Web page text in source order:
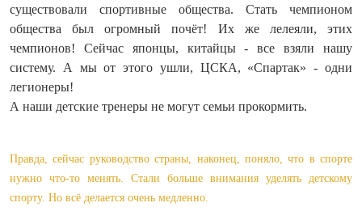
существовали спортивные общества. Стать чемпионом
общества был огромный почёт! Их же лелеяли, этих
чемпионов! Сейчас японцы, китайцы - все взяли нашу
систему. А мы от этого ушли, ЦСКА, «Спартак» - одни
легионеры!
А наши детские тренеры не могут семьи прокормить.
Правда, сейчас руководство страны, наконец, поняло, что в спорте
нужно что-то менять. Стали больше внимания уделять детскому
спорту. Но всё делается очень медленно.